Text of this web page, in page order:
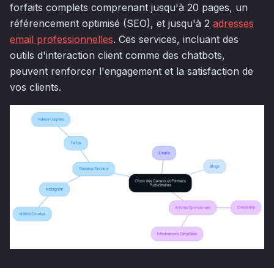
forfaits complets comprenant jusqu'à 20 pages, un
référencement optimisé (SEO), et jusqu'à 2 adresses
email professionnelles. Ces services, incluant des
outils d'interaction client comme des chatbots,
peuvent renforcer l'engagement et la satisfaction de
vos clients.